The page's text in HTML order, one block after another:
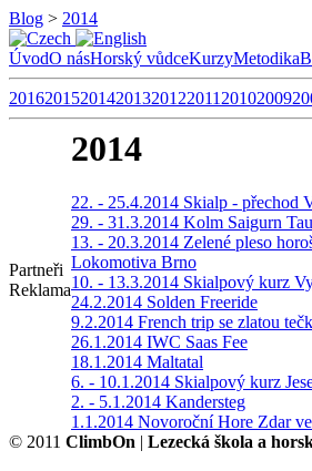
Blog > 2014
ÚvodO násHorský vůdceKurzyMetodika
201620152014201320122011 20102009
Partneři
Reklama
2014
22. - 25.4.2014 Skialp - přechod
29. - 31.3.2014 Kolm Saigurn
13. - 20.3.2014 Zelené pleso
Lokomotiva Brno
10. - 13.3.2014 Skialpový kurz
24.2.2014 Solden Freeride
9.2.2014 French trip se zlatou
26.1.2014 IWC Saas Fee
18.1.2014 Maltatal
6. - 10.1.2014 Skialpový kurz
2. - 5.1.2014 Kandersteg
1.1.2014 Novoroční Hore Zdar
© 2011 ClimbOn | Lezecká škola a